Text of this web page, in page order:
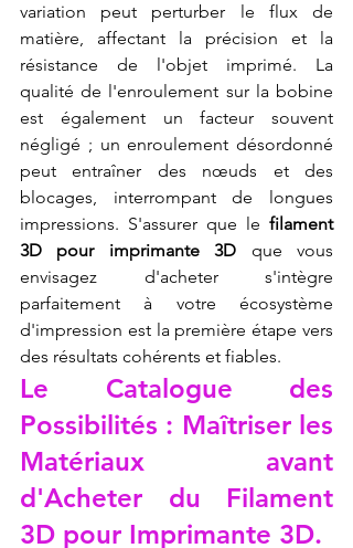
variation peut perturber le flux de
matière, affectant la précision et la
résistance de l'objet imprimé. La
qualité de l'enroulement sur la bobine
est également un facteur souvent
négligé ; un enroulement désordonné
peut entraîner des nœuds et des
blocages, interrompant de longues
impressions. S'assurer que le filament
3D pour imprimante 3D que vous
envisagez d'acheter s'intègre
parfaitement à votre écosystème
d'impression est la première étape vers
des résultats cohérents et fiables.
Le Catalogue des
Possibilités : Maîtriser les
Matériaux avant
d'Acheter du Filament
3D pour Imprimante 3D.